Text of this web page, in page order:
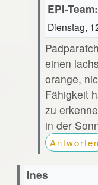
EPI-Team:
Dienstag,
einen
orange,
Fähigkeit
zu
in der
Antworten
Ines